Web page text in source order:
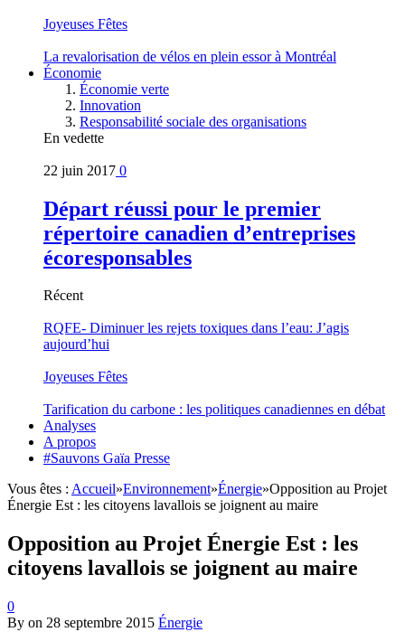
Joyeuses Fêtes
La revalorisation de vélos en plein essor à Montréal
Économie
Économie verte
Innovation
Responsabilité sociale des organisations
En vedette
22 juin 2017 0
Départ réussi pour le premier
répertoire canadien d’entreprises
écoresponsables
Récent
RQFE- Diminuer les rejets toxiques dans l’eau: J’agis
aujourd’hui
Joyeuses Fêtes
Tarification du carbone : les politiques canadiennes en débat
Analyses
A propos
#Sauvons Gaïa Presse
Vous êtes : Accueil»Environnement»Énergie»Opposition au Projet
Énergie Est : les citoyens lavallois se joignent au maire
Opposition au Projet Énergie Est : les
citoyens lavallois se joignent au maire
0
By on 28 septembre 2015 Énergie